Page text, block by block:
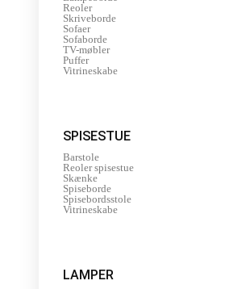
Reoler
Skriveborde
Sofaer
Sofaborde
TV-møbler
Puffer
Vitrineskabe
SPISESTUE
Barstole
Reoler spisestue
Skænke
Spiseborde
Spisebordsstole
Vitrineskabe
LAMPER